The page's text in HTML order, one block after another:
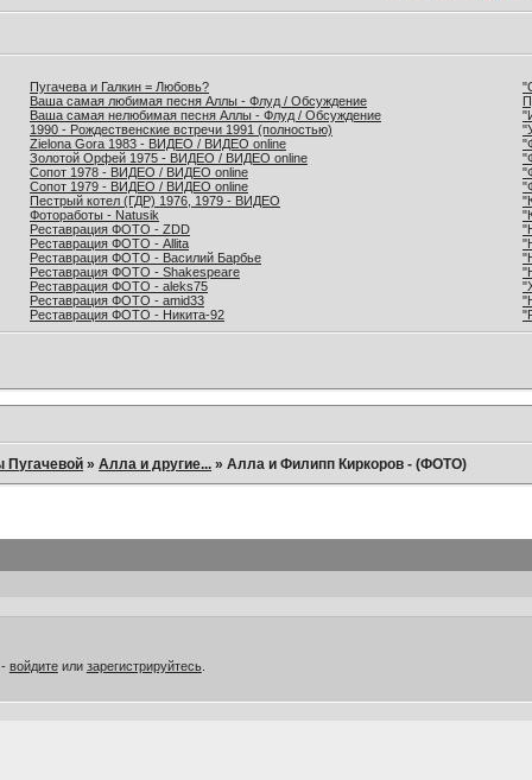
Пугачева и Галкин = Любовь?
Ваша самая любимая песня Аллы - Флуд / Обсуждение
Ваша самая нелюбимая песня Аллы - Флуд / Обсуждение
1990 - Рождественские встречи 1991 (полностью)
Zielona Gora 1983 - ВИДЕО / ВИДЕО online
Золотой Орфей 1975 - ВИДЕО / ВИДЕО online
Сопот 1978 - ВИДЕО / ВИДЕО online
Сопот 1979 - ВИДЕО / ВИДЕО online
Пестрый котел (ГДР) 1976, 1979 - ВИДЕО
Фотоработы - Natusik
Реставрация ФОТО - ZDD
Реставрация ФОТО - Allita
Реставрация ФОТО - Василий Барбье
Реставрация ФОТО - Shakespeare
Реставрация ФОТО - aleks75
Реставрация ФОТО - amid33
Реставрация ФОТО - Никита-92
Пугачевой »Алла и другие... »Алла и Филипп Киркоров - (ФОТО)
войдитеили зарегистрируйтесь.